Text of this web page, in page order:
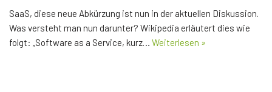
SaaS, diese neue Abkürzung ist nun in der aktuellen Diskussion.
Was versteht man nun darunter? Wikipedia erläutert dies wie
folgt: „Software as a Service, kurz… Weiterlesen »